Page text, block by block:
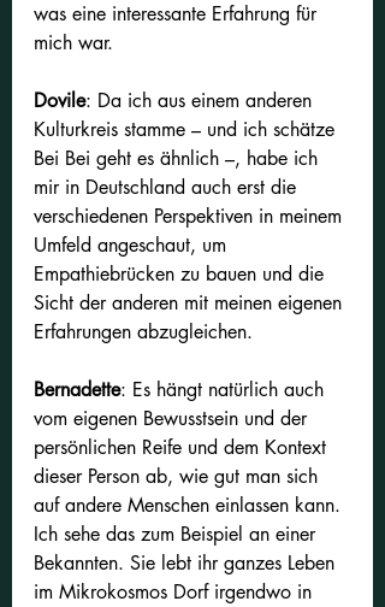
was eine interessante Erfahrung für
mich war.
Dovile: Da ich aus einem anderen
Kulturkreis stamme – und ich schätze
Bei Bei geht es ähnlich –, habe ich
mir in Deutschland auch erst die
verschiedenen Perspektiven in meinem
Umfeld angeschaut, um
Empathiebrücken zu bauen und die
Sicht der anderen mit meinen eigenen
Erfahrungen abzugleichen.
Bernadette: Es hängt natürlich auch
vom eigenen Bewusstsein und der
persönlichen Reife und dem Kontext
dieser Person ab, wie gut man sich
auf andere Menschen einlassen kann.
Ich sehe das zum Beispiel an einer
Bekannten. Sie lebt ihr ganzes Leben
im Mikrokosmos Dorf irgendwo in